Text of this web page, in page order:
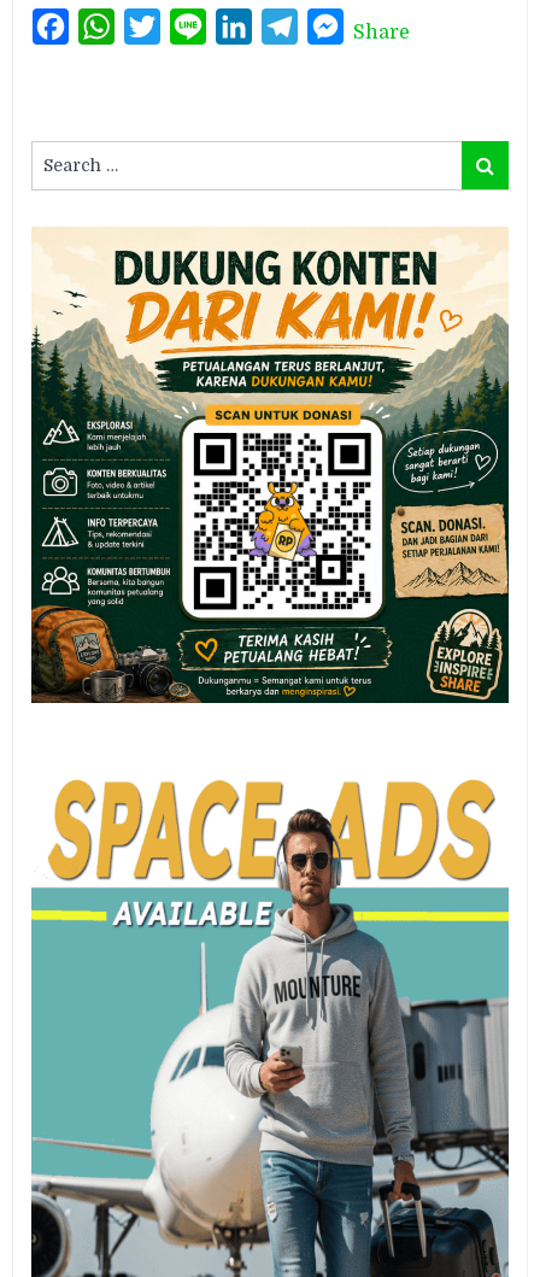
FacebookWhatsAppTwitterLine LinkedInTelegramMessenger
Share
for:
Search